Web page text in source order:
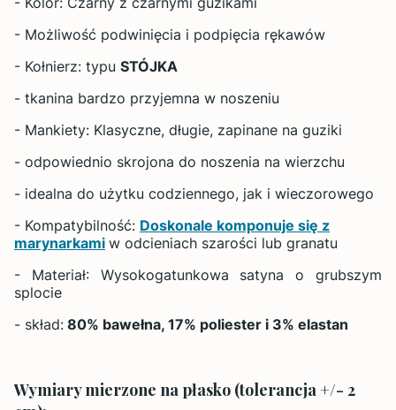
- Możliwość podwinięcia i podpięcia rękawów
- Kołnierz: typu STÓJKA
- tkanina bardzo przyjemna w noszeniu
- Mankiety: Klasyczne, długie, zapinane na guziki
- odpowiednio skrojona do noszenia na wierzchu
- idealna do użytku codziennego, jak i wieczorowego
- Kompatybilność: Doskonale komponuje się z
marynarkami w odcieniach szarości lub granatu
- Materiał: Wysokogatunkowa satyna o grubszym
splocie
- skład: 80% bawełna, 17% poliester i 3% elastan
Wymiary mierzone na płasko (tolerancja +/- 2